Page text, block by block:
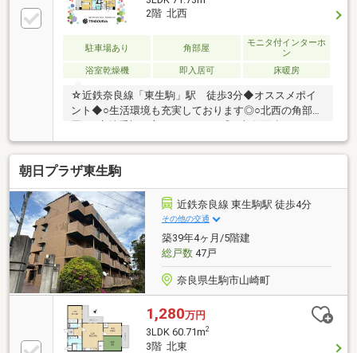
2階 北西
駐車場あり 角部屋
モニタ付インターホ
ン
浴室乾燥機
即入居可 床暖房
☆近鉄奈良線「東生駒」駅 徒歩3分◆オススメポイ
ント◆○生活環境も充実しております◎○北西の角部
クルーム面積が1.50㎡含まれます。令和7年8月リフォ
ーム完成○クロス張替・CF張替○畳、襖新調・ハウスク
リーニング■生駒小学校 徒歩10分■緑ヶ丘中学校 徒
歩22分【新築もリノベも比較して、一番納得できる家
探しを。】新築の安心感も、リノベの自由度も。両方
を同時に検討できるのが当社の強みです。予算内でエ
リアも間取りも欲張りたい方へ、最適な住まい方をワ
ンストップでご提案します♪◎探して、比べて、カタ
チにする。
朝日プラザ東生駒
近鉄奈良線 東生駒駅 徒歩4分
その他の交通
築39年4ヶ月/5階建
総戸数47戸
奈良県生駒市山崎町
1,280万円
3LDK 60.71m2
3階 北東